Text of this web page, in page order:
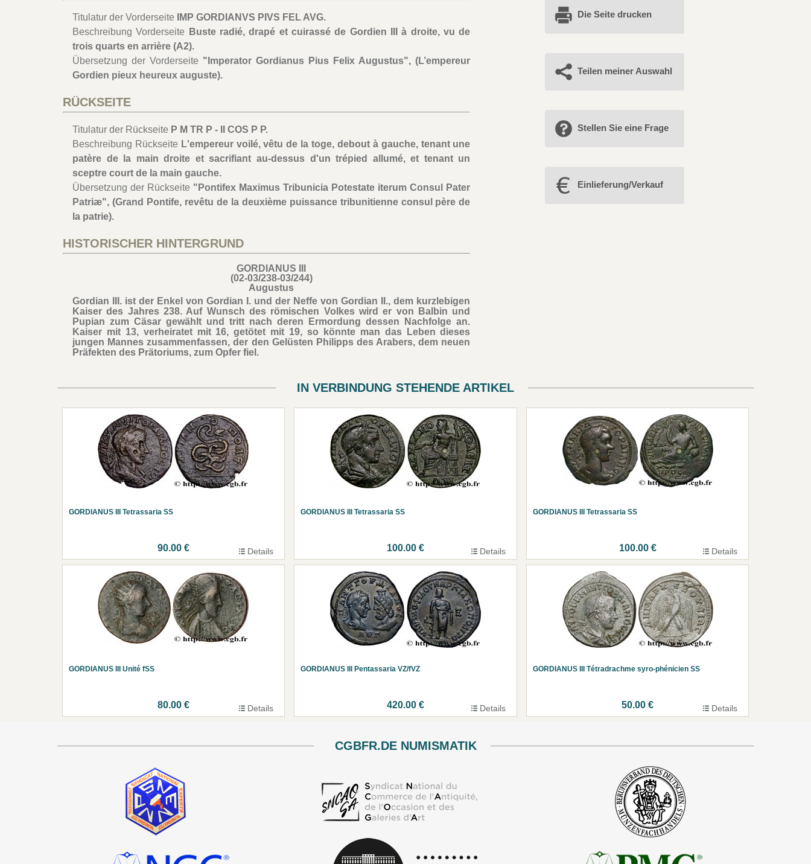
Titulatur der Vorderseite
IMP GORDIANVS PIVS FEL AVG.
Beschreibung Vorderseite
Buste radié, drapé et cuirassé de Gordien III à droite, vu de
trois quarts en arrière (A2).
Übersetzung der Vorderseite "Imperator Gordianus Pius Felix Augustus", (L’empereur
Gordien pieux heureux auguste).
RÜCKSEITE
Titulatur der Rückseite P M TR P - II COS P P.
Beschreibung Rückseite L'empereur voilé, vêtu de la toge, debout à gauche, tenant une
patère de la main droite et sacrifiant au-dessus d'un trépied allumé, et tenant un
sceptre court de la main gauche.
Übersetzung der Rückseite "Pontifex Maximus Tribunicia Potestate iterum Consul Pater
Patriæ", (Grand Pontife, revêtu de la deuxième puissance tribunitienne consul père de
la patrie).
HISTORISCHER HINTERGRUND
GORDIANUS III
(02-03/238-03/244)
Augustus
Gordian III. ist der Enkel von Gordian I. und der Neffe von Gordian II., dem kurzlebigen
Kaiser des Jahres 238. Auf Wunsch des römischen Volkes wird er von Balbin und
Pupian zum Cäsar gewählt und tritt nach deren Ermordung dessen Nachfolge an.
Kaiser mit 13, verheiratet mit 16, getötet mit 19, so könnte man das Leben dieses
jungen Mannes zusammenfassen, der den Gelüsten Philipps des Arabers, dem neuen
Präfekten des Prätoriums, zum Opfer fiel.
Die Seite drucken
Teilen meiner Auswahl
Stellen Sie eine Frage
Einlieferung/Verkauf
IN VERBINDUNG STEHENDE ARTIKEL
GORDIANUS III Tetrassaria SS
90.00 € Details
GORDIANUS III Tetrassaria SS
100.00 € Details
GORDIANUS III Tetrassaria SS
100.00 € Details
GORDIANUS III Unité fSS
80.00 € Details
GORDIANUS III Pentassaria VZ/fVZ
420.00 € Details
GORDIANUS III Tétradrachme syro-phénicien SS
50.00 € Details
CGBFR.DE NUMISMATIK